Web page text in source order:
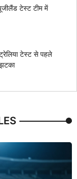
टेस्ट टीम में
टेस्ट से पहले